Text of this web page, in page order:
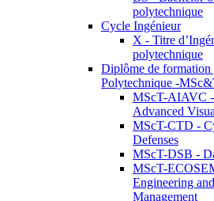
polytechnique
Cycle Ingénieur
X - Titre
polytechnique
Diplôme de formation
Polytechnique -
MScT-AIAVC
Advanced
MScT-CTD -
Defenses
MScT-DSB -
MScT-
Engineering
Management